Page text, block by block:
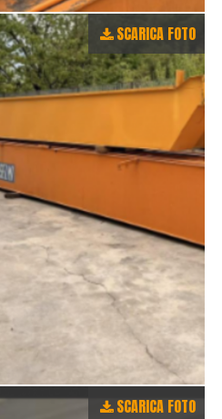
SCARICA FOTO
SCARICA FOTO